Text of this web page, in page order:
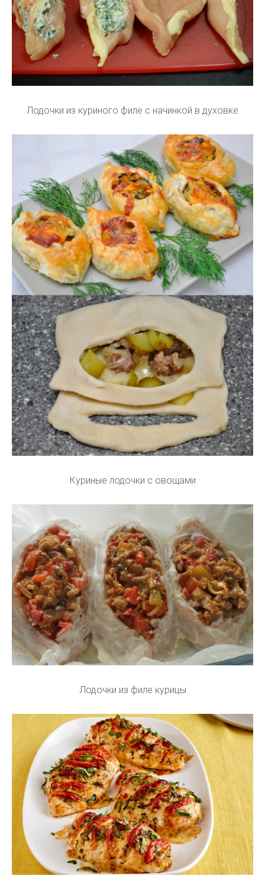
Лодочки из куриного филе с начинкой в духовке
Куриные лодочки с овощами
Лодочки из филе курицы